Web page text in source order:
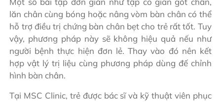
lăn chân cùng bóng hoặc nâng vòm bàn chân có thể
hỗ trợ điều trị chứng bàn chân bẹt cho trẻ rất tốt. Tuy
vậy, phương pháp này sẽ không hiệu quả nếu như
người bệnh thực hiện đơn lẻ. Thay vào đó nên kết
hợp vật lý trị liệu cùng phương pháp dùng đế chỉnh
hình bàn chân.
Tại MSC Clinic, trẻ được bác sĩ và kỹ thuật viên phục